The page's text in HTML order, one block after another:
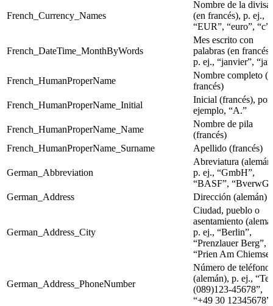
French_Currency_Names
Nombre de la divisa
(en francés), p. ej.,
“EUR”, “euro”, “c”
French_DateTime_MonthByWords
Mes escrito con
palabras (en
p. ej., “janvier”,
French_HumanProperName
Nombre completo
francés)
French_HumanProperName_Initial
Inicial (francés), por
ejemplo, “A.”
French_HumanProperName_Name
Nombre de pila
(francés)
French_HumanProperName_Surname
Apellido (francés)
German_Abbreviation
Abreviatura
p. ej., “GmbH”,
“BASF”, “BverwG”
German_Address
Dirección (alemán)
German_Address_City
Ciudad, pueblo o
asentamiento
p. ej., “Berlin”,
“Prenzlauer Berg”,
“Prien Am
German_Address_PhoneNumber
Número de teléfono
(alemán), p. ej.,
(089)123-45678”,
“+49 30 12345678”